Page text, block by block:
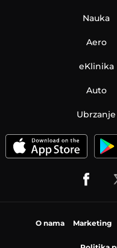
Nauka
Aero
eKlinika
Auto
Ubrzanje
O nama Marketing